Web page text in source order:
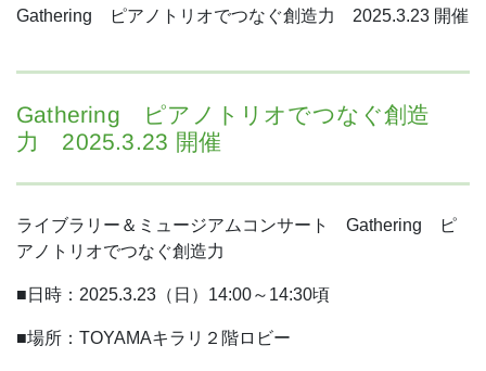
Gathering ピアノトリオでつなぐ創造力 2025.3.23 開催
Gathering ピアノトリオでつなぐ創造
力 2025.3.23 開催
ライブラリー＆ミュージアムコンサート Gathering ピ
アノトリオでつなぐ創造力
■日時：2025.3.23（日）14:00～14:30頃
■場所：TOYAMAキラリ２階ロビー